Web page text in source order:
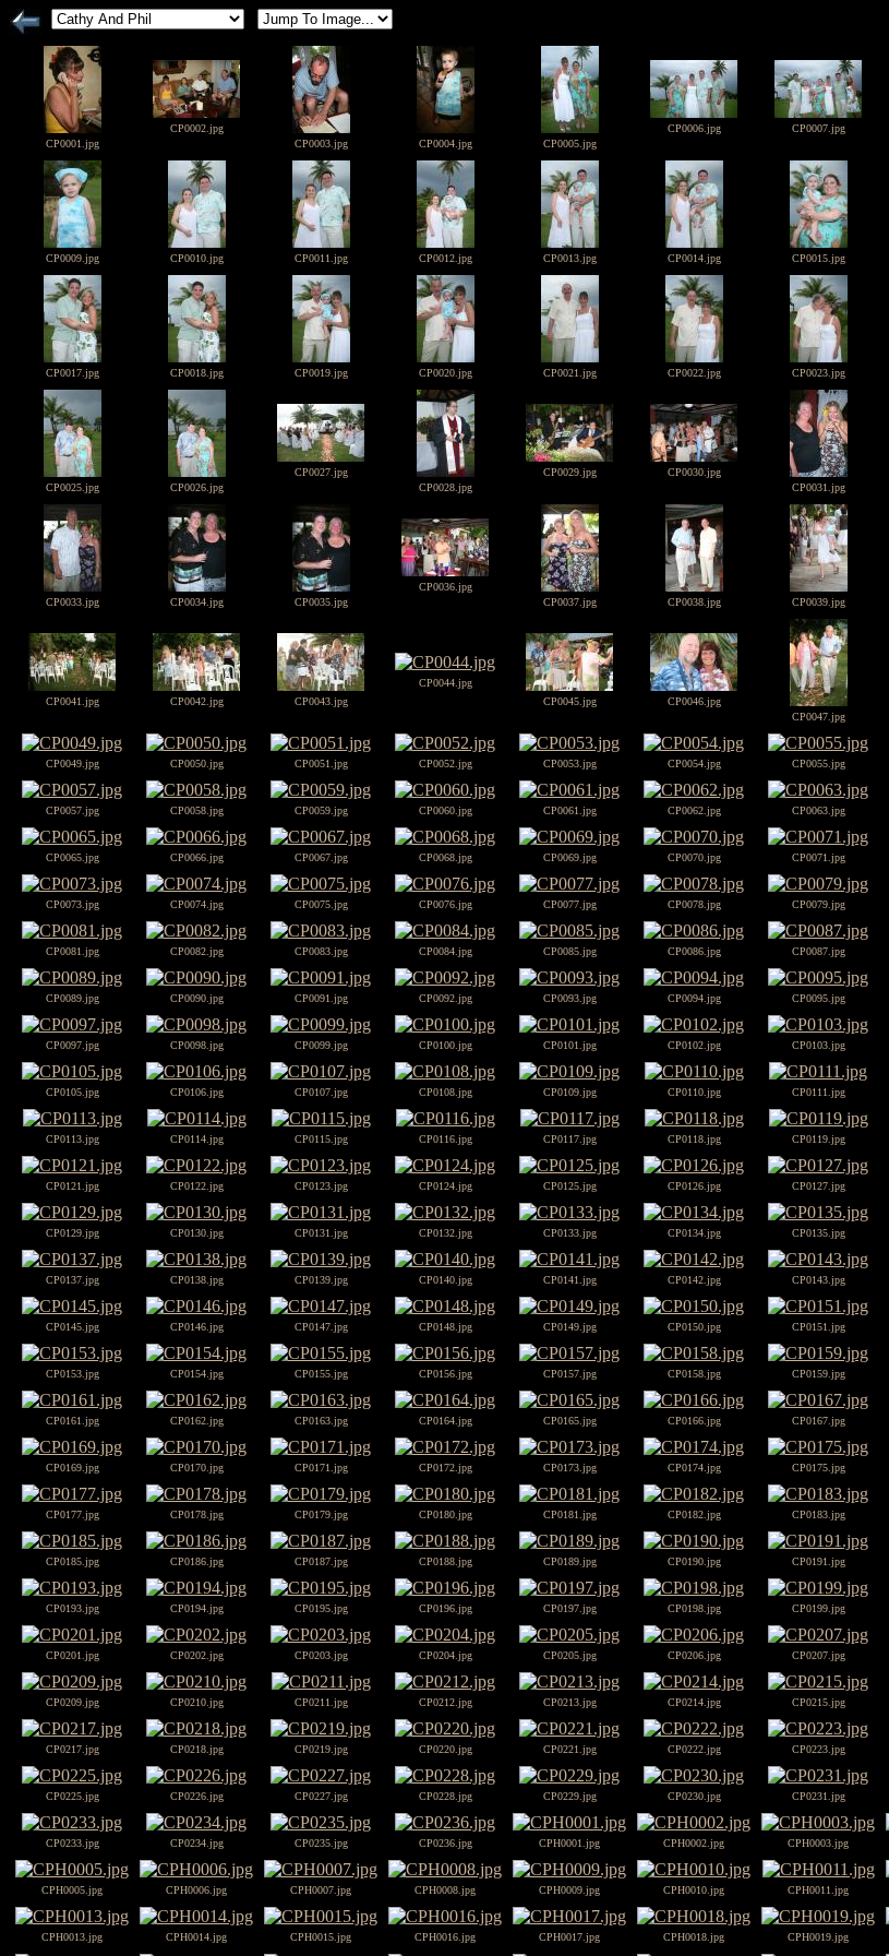
CP0001.jpg
CP0002.jpg
CP0003.jpg
CP0004.jpg CP0005.jpg
CP0006.jpg CP0007.jpg
CP0009.jpg CP0010.jpg CP0011.jpg CP0012.jpg CP0013.jpg CP0014.jpg CP0015.jpg
CP0017.jpg CP0018.jpg CP0019.jpg CP0020.jpg CP0021.jpg CP0022.jpg CP0023.jpg
CP0025.jpg CP0026.jpg
CP0027.jpg
CP0028.jpg
CP0029.jpg
CP0030.jpg
CP0031.jpg
CP0033.jpg CP0034.jpg CP0035.jpg
CP0036.jpg
CP0037.jpg
CP0038.jpg CP0039.jpg
CP0041.jpg CP0042.jpg CP0043.jpg
CP0044.jpg
CP0045.jpg
CP0046.jpg
CP0047.jpg
CP0049.jpg CP0050.jpg CP0051.jpg CP0052.jpg CP0053.jpg CP0054.jpg CP0055.jpg
CP0057.jpg CP0058.jpg CP0059.jpg CP0060.jpg CP0061.jpg CP0062.jpg CP0063.jpg
CP0065.jpg CP0066.jpg CP0067.jpg CP0068.jpg CP0069.jpg CP0070.jpg CP0071.jpg
CP0073.jpg CP0074.jpg CP0075.jpg CP0076.jpg CP0077.jpg CP0078.jpg CP0079.jpg
CP0081.jpg CP0082.jpg CP0083.jpg CP0084.jpg CP0085.jpg CP0086.jpg CP0087.jpg
CP0089.jpg CP0090.jpg CP0091.jpg CP0092.jpg CP0093.jpg CP0094.jpg CP0095.jpg
CP0097.jpg CP0098.jpg CP0099.jpg CP0100.jpg CP0101.jpg CP0102.jpg CP0103.jpg
CP0105.jpg CP0106.jpg CP0107.jpg CP0108.jpg CP0109.jpg CP0110.jpg CP0111.jpg
CP0113.jpg CP0114.jpg CP0115.jpg CP0116.jpg CP0117.jpg CP0118.jpg CP0119.jpg
CP0121.jpg CP0122.jpg CP0123.jpg CP0124.jpg CP0125.jpg CP0126.jpg CP0127.jpg
CP0129.jpg CP0130.jpg CP0131.jpg CP0132.jpg CP0133.jpg CP0134.jpg CP0135.jpg
CP0137.jpg CP0138.jpg CP0139.jpg CP0140.jpg CP0141.jpg CP0142.jpg CP0143.jpg
CP0145.jpg CP0146.jpg CP0147.jpg CP0148.jpg CP0149.jpg CP0150.jpg CP0151.jpg
CP0153.jpg CP0154.jpg CP0155.jpg CP0156.jpg CP0157.jpg CP0158.jpg CP0159.jpg
CP0161.jpg CP0162.jpg CP0163.jpg CP0164.jpg CP0165.jpg CP0166.jpg CP0167.jpg
CP0169.jpg CP0170.jpg CP0171.jpg CP0172.jpg CP0173.jpg CP0174.jpg CP0175.jpg
CP0177.jpg CP0178.jpg CP0179.jpg CP0180.jpg CP0181.jpg CP0182.jpg CP0183.jpg
CP0185.jpg CP0186.jpg CP0187.jpg CP0188.jpg CP0189.jpg CP0190.jpg CP0191.jpg
CP0193.jpg CP0194.jpg CP0195.jpg CP0196.jpg CP0197.jpg CP0198.jpg CP0199.jpg
CP0201.jpg CP0202.jpg CP0203.jpg CP0204.jpg CP0205.jpg CP0206.jpg CP0207.jpg
CP0209.jpg CP0210.jpg CP0211.jpg CP0212.jpg CP0213.jpg CP0214.jpg CP0215.jpg
CP0217.jpg CP0218.jpg CP0219.jpg CP0220.jpg CP0221.jpg CP0222.jpg CP0223.jpg
CP0225.jpg CP0226.jpg CP0227.jpg CP0228.jpg CP0229.jpg CP0230.jpg CP0231.jpg
CP0233.jpg CP0234.jpg CP0235.jpg CP0236.jpg CPH0001.jpg CPH0002.jpg CPH0003.jpg
CPH0005.jpg CPH0006.jpg CPH0007.jpg CPH0008.jpg CPH0009.jpg CPH0010.jpg CPH0011.jpg
CPH0013.jpg CPH0014.jpg CPH0015.jpg CPH0016.jpg CPH0017.jpg CPH0018.jpg CPH0019.jpg